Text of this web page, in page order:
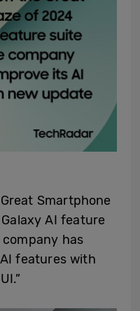
Smartphone
AI feature
has
features with